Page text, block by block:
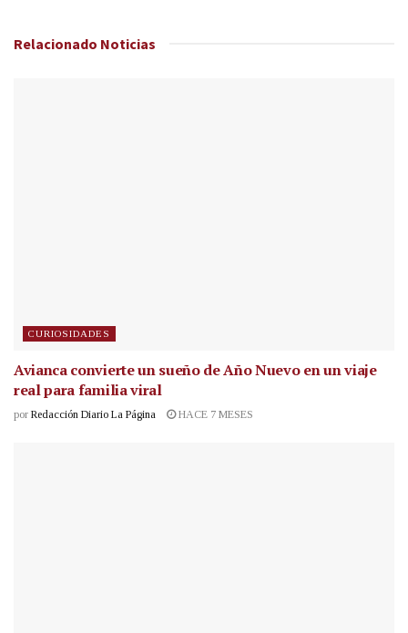
Relacionado Noticias
CURIOSIDADES
Avianca convierte un sueño de Año Nuevo en un viaje
real para familia viral
por Redacción Diario La Página HACE 7 MESES